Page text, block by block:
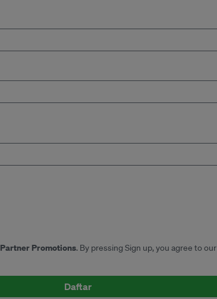
Partner Promotions. By pressing Sign up, you agree to our
Daftar